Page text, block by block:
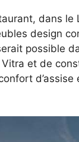
dans le
design
possible
et de
d’assise